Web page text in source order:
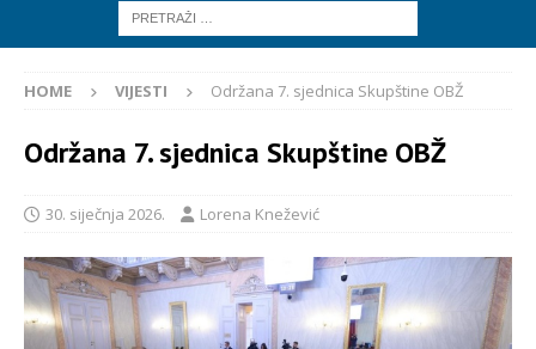
HOME VIJESTI Održana 7. sjednica Skupštine OBŽ
Održana 7. sjednica Skupštine OBŽ
30. siječnja 2026. Lorena Knežević